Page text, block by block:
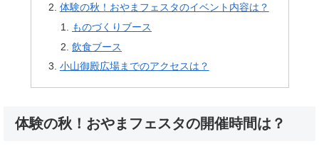
体験の秋！おやまフェスタのイベント内容は？
ものづくりブース
飲食ブース
小山御殿広場までのアクセスは？
体験の秋！おやまフェスタの開催時間は？